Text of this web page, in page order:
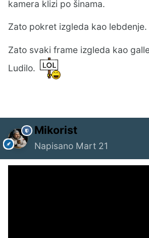
kamera klizi po šinama.
Zato pokret izgleda kao lebdenje.
Zato svaki frame izgleda kao
Ludilo.
Mikorist
Napisano Mart 21